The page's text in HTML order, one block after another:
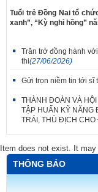
Tuổi trẻ Đồng Nai tổ
xanh”, “Kỳ nghỉ hồng”
Trăn trở đồng hành
thi(27/06/2026)
Gửi trọn niềm tin tới sĩ
THÀNH ĐOÀN VÀ
TẬP HUẤN KỸ NĂNG
TRÁI, THÙ ĐỊCH CHO
Item does not exist. It
THÔNG BÁO